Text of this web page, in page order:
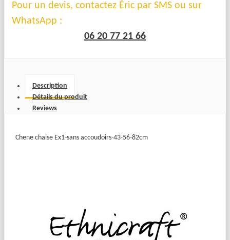
Pour un devis, contactez Éric par SMS ou sur
WhatsApp :
06 20 77 21 66
Description
Détails du produit
Reviews
Chene chaise Ex1-sans accoudoirs-43-56-82cm